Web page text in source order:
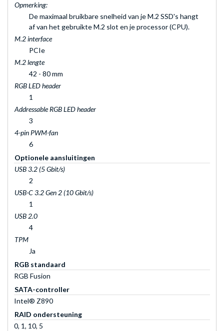
Opmerking:
De maximaal bruikbare snelheid van je M.2 SSD's hangt
af van het gebruikte M.2 slot en je processor (CPU).
M.2 interface
PCIe
M.2 lengte
42 - 80 mm
RGB LED header
1
Addressable RGB LED header
3
4-pin PWM-fan
6
Optionele aansluitingen
USB 3.2 (5 Gbit/s)
2
USB-C 3.2 Gen 2 (10 Gbit/s)
1
USB 2.0
4
TPM
Ja
RGB standaard
RGB Fusion
SATA-controller
Intel® Z890
RAID ondersteuning
0, 1, 10, 5